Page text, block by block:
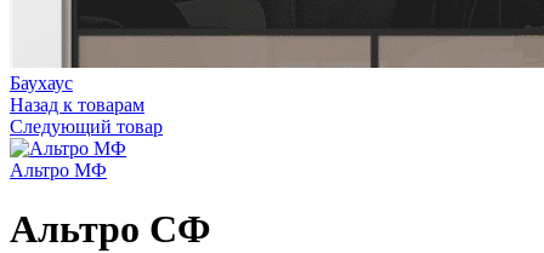
Баухаус
Назад к товарам
Следующий товар
Альтро МФ
Альтро СФ